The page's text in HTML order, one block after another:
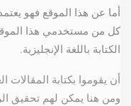
أما عن هذا الموقع فهو
كل من مستخدمي هذا
الكتابة باللغة الإنجليزية.
أن يقوموا بكتابة المقالات
ومن هنا يمكن لهم تحقيق